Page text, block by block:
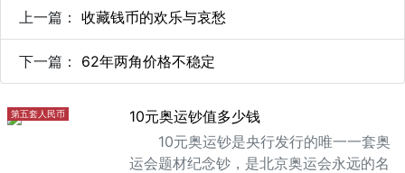
上一篇： 收藏钱币的欢乐与哀愁
下一篇： 62年两角价格不稳定
第五套人民币
10元奥运钞值多少钱
10元奥运钞是央行发行的唯一一套奥
运会题材纪念钞，是北京奥运会永远的名